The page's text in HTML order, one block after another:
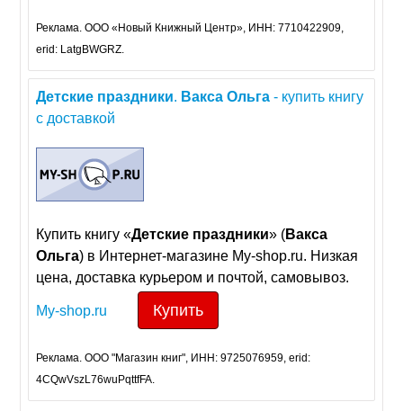
Реклама. ООО «Новый Книжный Центр», ИНН: 7710422909,
erid: LatgBWGRZ.
Детские праздники. Вакса Ольга - купить книгу
с доставкой
Купить книгу «Детские праздники» (Вакса
Ольга) в Интернет-магазине My-shop.ru. Низкая
цена, доставка курьером и почтой, самовывоз.
My-shop.ru Купить
Реклама. ООО "Магазин книг", ИНН: 9725076959, erid:
4CQwVszL76wuPqttfFA.